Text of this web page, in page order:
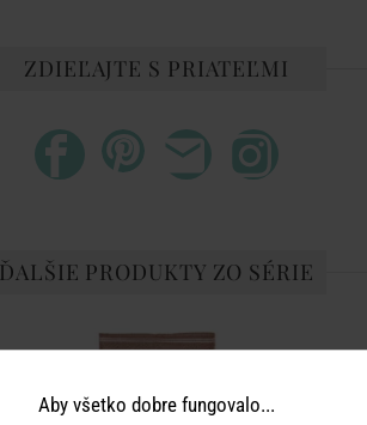
ZDIEĽAJTE S PRIATEĽMI
ĎALŠIE PRODUKTY ZO SÉRIE
Aby všetko dobre fungovalo...